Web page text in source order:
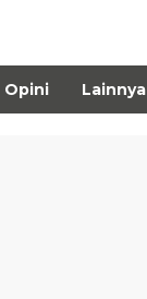
Opini Lainnya